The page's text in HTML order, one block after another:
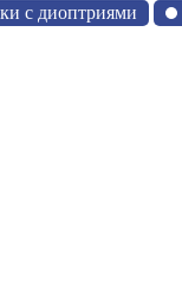
с диоптриями